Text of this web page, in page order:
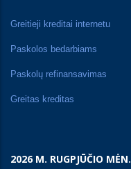
Greitieji kreditai internetu
Paskolos bedarbiams
Paskolų refinansavimas
Greitas kreditas
2026 M. RUGPJŪČIO MĖN.